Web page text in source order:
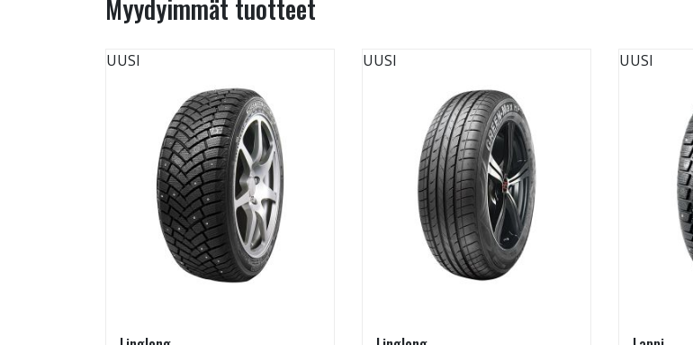
Myydyimmät tuotteet
UUSI UUSI UUSI